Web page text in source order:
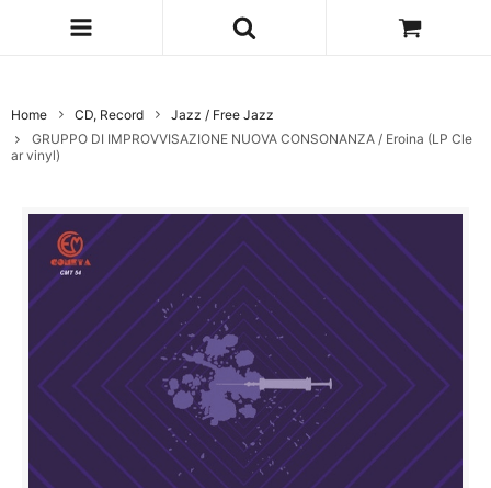
Home CD, Record
Jazz / Free Jazz
GRUPPO DI IMPROVVISAZIONE NUOVA CONSONANZA / Eroina (LP Cle
ar vinyl)